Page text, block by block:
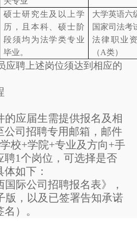
硕士研究生及以上学
历，且本科、硕士阶
段须均为法学类专业
毕业。
大学英语六
国家司法考
法律职业
（A类）
应聘上述岗位须达到相应的
的应届生需提供报名及相
公司招聘专用邮箱，邮件
学校+学院+专业及方向+手
聘1个岗位，可选择是否
如下：
国际公司招聘报名表》
，
版， 以及已签署告知承诺
名） 。